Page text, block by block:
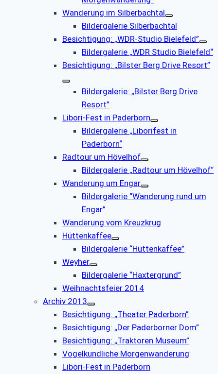
Wanderung im Silberbachtal
Bildergalerie Silberbachtal
Besichtigung: „WDR-Studio Bielefeld”
Bildergalerie „WDR Studio Bielefeld“
Besichtigung: „Bilster Berg Drive Resort”
Bildergalerie: „Bilster Berg Drive
Resort”
Libori-Fest in Paderborn
Bildergalerie „Liborifest in
Paderborn“
Radtour um Hövelhof
Bildergalerie „Radtour um Hövelhof“
Wanderung um Engar
Bildergalerie “Wanderung rund um
Engar”
Wanderung vom Kreuzkrug
Hüttenkaffee
Bildergalerie “Hüttenkaffee”
Weyher
Bildergalerie “Haxtergrund”
Weihnachtsfeier 2014
Archiv 2013
Besichtigung: „Theater Paderborn”
Besichtigung: „Der Paderborner Dom”
Besichtigung: „Traktoren Museum”
Vogelkundliche Morgenwanderung
Libori-Fest in Paderborn